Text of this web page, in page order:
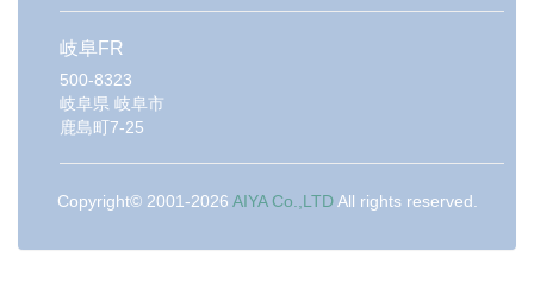
岐阜FR
500-8323
岐阜県 岐阜市
鹿島町7-25
Copyright© 2001-2026 AIYA Co.,LTDAll rights reserved.